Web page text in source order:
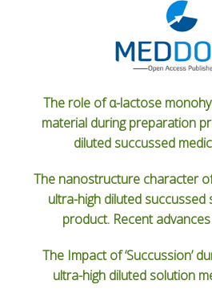
The role of α-lactose
material during preparation
diluted succussed
The nanostructure character
ultra-high diluted succussed
product. Recent
The Impact of ‘Succussion’
ultra-high diluted solution